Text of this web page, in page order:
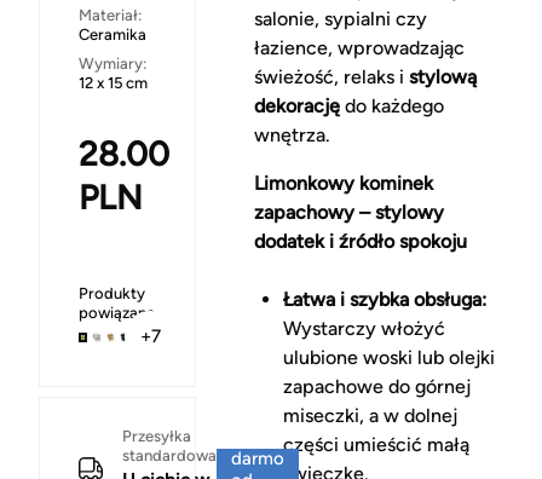
Materiał:
Ceramika
Wymiary:
12 x 15 cm
28.00
PLN
Produkty
powiązane
+7
Przesyłka
standardowa
darmo
salonie, sypialni czy
łazience, wprowadzając
świeżość, relaks i stylową
dekoracjędo każdego
wnętrza.
Limonkowy kominek
zapachowy – stylowy
dodatek i źródło spokoju
Łatwa i szybka obsługa:
Wystarczy włożyć
ulubione woski lub olejki
zapachowe do górnej
miseczki, a w dolnej
części umieścić małą
świeczkę.